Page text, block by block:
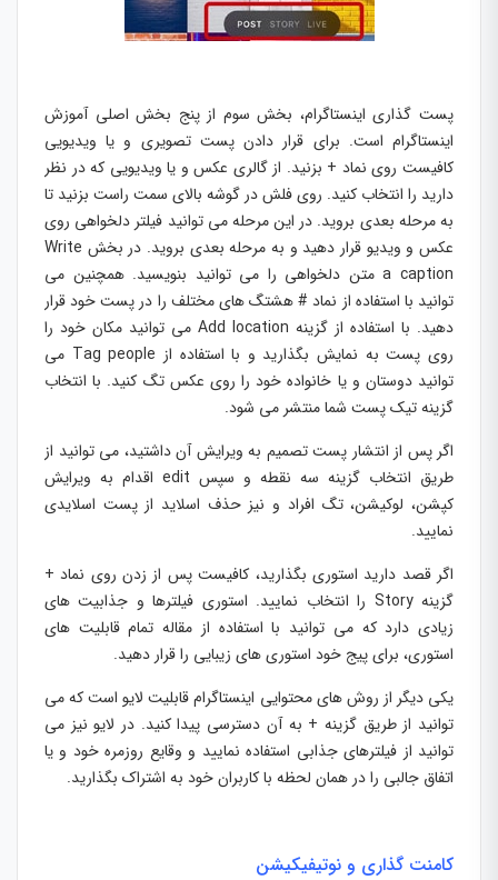
پست گذاری اینستاگرام، بخش سوم از پنج بخش اصلی آموزش
اینستاگرام است. برای قرار دادن پست تصویری و یا ویدیویی
کافیست روی نماد + بزنید. از گالری عکس و یا ویدیویی که در نظر
دارید را انتخاب کنید. روی فلش در گوشه بالای سمت راست بزنید تا
به مرحله بعدی بروید. در این مرحله می توانید فیلتر دلخواهی روی
عکس و ویدیو قرار دهید و به مرحله بعدی بروید. در بخش Write
a caption متن دلخواهی را می توانید بنویسید. همچنین می
توانید با استفاده از نماد # هشتگ های مختلف را در پست خود قرار
دهید. با استفاده از گزینه Add location می توانید مکان خود را
روی پست به نمایش بگذارید و با استفاده از Tag people می
توانید دوستان و یا خانواده خود را روی عکس تگ کنید. با انتخاب
گزینه تیک پست شما منتشر می شود.
اگر پس از انتشار پست تصمیم به ویرایش آن داشتید، می توانید از
طریق انتخاب گزینه سه نقطه و سپس edit اقدام به ویرایش
کپشن، لوکیشن، تگ افراد و نیز حذف اسلاید از پست اسلایدی
نمایید.
اگر قصد دارید استوری بگذارید، کافیست پس از زدن روی نماد +
گزینه Story را انتخاب نمایید. استوری فیلترها و جذابیت های
زیادی دارد که می توانید با استفاده از مقاله تمام قابلیت های
استوری، برای پیج خود استوری های زیبایی را قرار دهید.
یکی دیگر از روش های محتوایی اینستاگرام قابلیت لایو است که می
توانید از طریق گزینه + به آن دسترسی پیدا کنید. در لایو نیز می
توانید از فیلترهای جذابی استفاده نمایید و وقایع روزمره خود و یا
اتفاق جالبی را در همان لحظه با کاربران خود به اشتراک بگذارید.
کامنت گذاری و نوتیفیکیشن